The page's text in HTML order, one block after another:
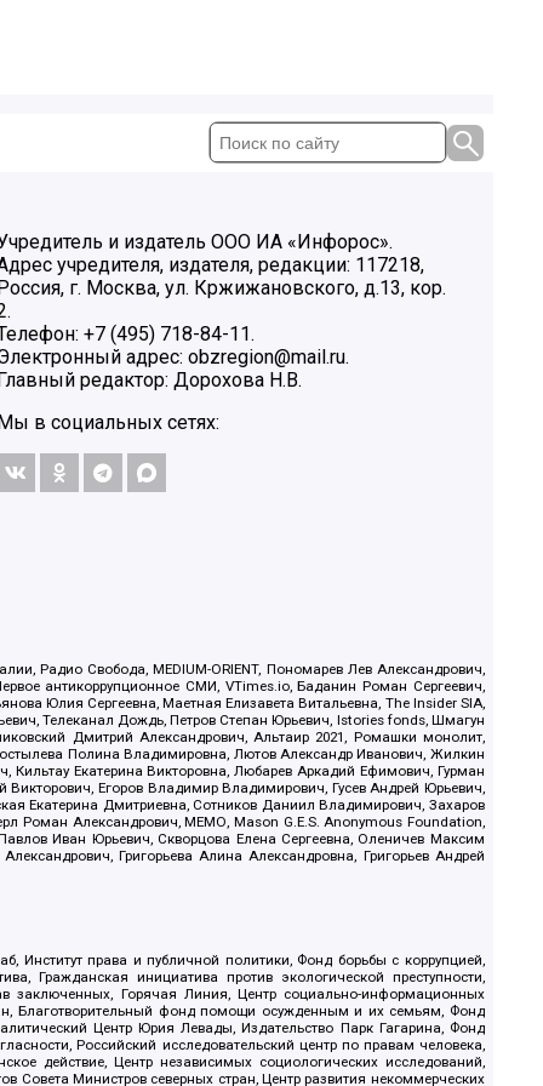
и издатель ООО ИА «Инфорос».
учредителя, издателя, редакции: 117218,
г. Москва, ул. Кржижановского, д.13, кор.
+7 (495) 718-84-11.
адрес: obzregion@mail.ru.
редактор: Дорохова Н.В.
в социальных сетях:
Радио Свобода, MEDIUM-ORIENT, Пономарев Лев Александрович,
антикоррупционное СМИ, VTimes.io, Баданин Роман Сергеевич,
Юлия Сергеевна, Маетная Елизавета Витальевна, The Insider SIA,
Телеканал Дождь, Петров Степан Юрьевич, Istories fonds, Шмагун
Дмитрий Александрович, Альтаир 2021, Ромашки монолит,
Полина Владимировна, Лютов Александр Иванович, Жилкин
Екатерина Викторовна, Любарев Аркадий Ефимович, Гурман
Егоров Владимир Владимирович, Гусев Андрей Юрьевич,
Екатерина Дмитриевна, Сотников Даниил Владимирович, Захаров
Роман Александрович, МЕМО, Mason G.E.S. Anonymous Foundation,
Иван Юрьевич, Скворцова Елена Сергеевна, Оленичев Максим
Григорьева Алина Александровна, Григорьев Андрей
Институт права и публичной политики, Фонд борьбы с коррупцией,
Гражданская инициатива против экологической преступности,
заключенных, Горячая Линия, Центр социально-информационных
Благотворительный фонд помощи осужденным и их семьям, Фонд
Центр Юрия Левады, Издательство Парк Гагарина, Фонд
Российский исследовательский центр по правам человека,
действие, Центр независимых социологических исследований,
Министров северных стран, Центр развития некоммерческих